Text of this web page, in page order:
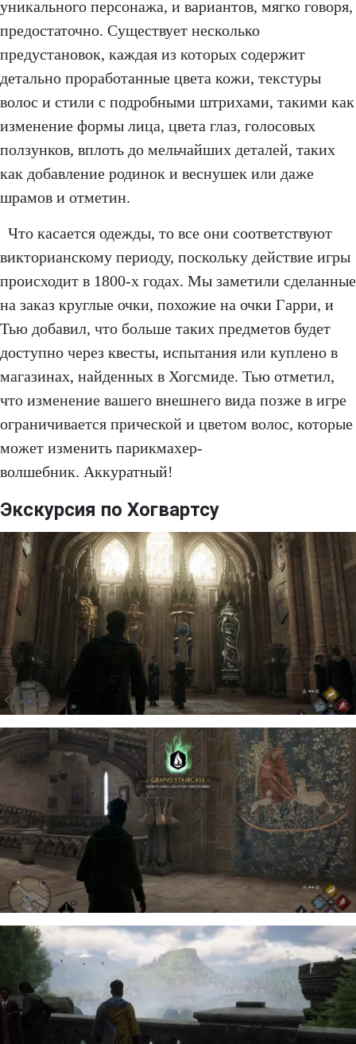
уникального персонажа, и вариантов, мягко говоря,
предостаточно. Существует несколько
предустановок, каждая из которых содержит
детально проработанные цвета кожи, текстуры
волос и стили с подробными штрихами, такими как
изменение формы лица, цвета глаз, голосовых
ползунков, вплоть до мельчайших деталей, таких
как добавление родинок и веснушек или даже
шрамов и отметин.
Что касается одежды, то все они соответствуют
викторианскому периоду, поскольку действие игры
происходит в 1800-х годах. Мы заметили сделанные
на заказ круглые очки, похожие на очки Гарри, и
Тью добавил, что больше таких предметов будет
доступно через квесты, испытания или куплено в
магазинах, найденных в Хогсмиде. Тью отметил,
что изменение вашего внешнего вида позже в игре
ограничивается прической и цветом волос, которые
может изменить парикмахер-
волшебник. Аккуратный!
Экскурсия по Хогвартсу